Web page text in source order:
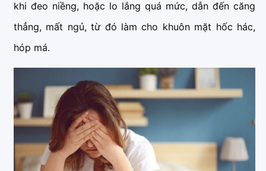
khi đeo niềng, hoặc lo lắng quá mức, dẫn đến căng
thẳng, mất ngủ, từ đó làm cho khuôn mặt hốc hác,
hóp má.